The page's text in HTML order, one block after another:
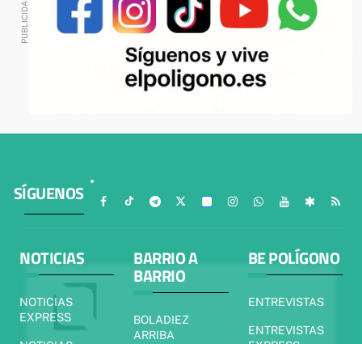
SÍGUENOS
NOTICIAS
NOTICIAS
EXPRESS
BARRIO A
BARRIO
BOLADIEZ
ARRIBA
BE POLÍGONO
ENTREVISTAS
ENTREVISTAS